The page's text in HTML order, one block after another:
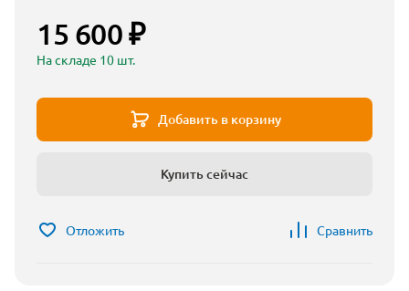
15 600 ₽
На складе 10 шт.
Добавить в корзину
Купить сейчас
Отложить Сравнить